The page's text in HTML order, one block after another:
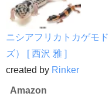
ニシアフリカトカゲモ
ズ） [ 西沢 雅 ]
created by Rinker
Amazon